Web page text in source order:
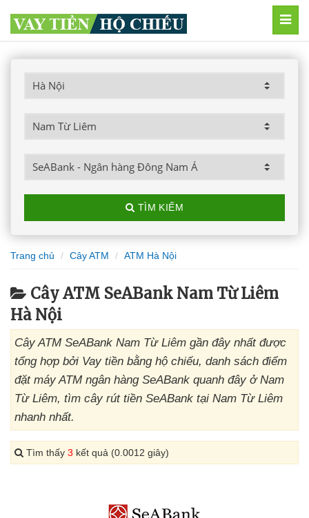
TÌM KIẾM
Trang chủ Cây ATM ATM Hà Nội
Cây ATM SeABank Nam Từ Liêm
Hà Nội
Cây ATM SeABank Nam Từ Liêm gần đây nhất được
tổng hợp bởi Vay tiền bằng hộ chiếu, danh sách điểm
đặt máy ATM ngân hàng SeABank quanh đây ở Nam
Từ Liêm, tìm cây rút tiền SeABank tại Nam Từ Liêm
nhanh nhất.
Tìm thấy 3 kết quả (0.0012 giây)